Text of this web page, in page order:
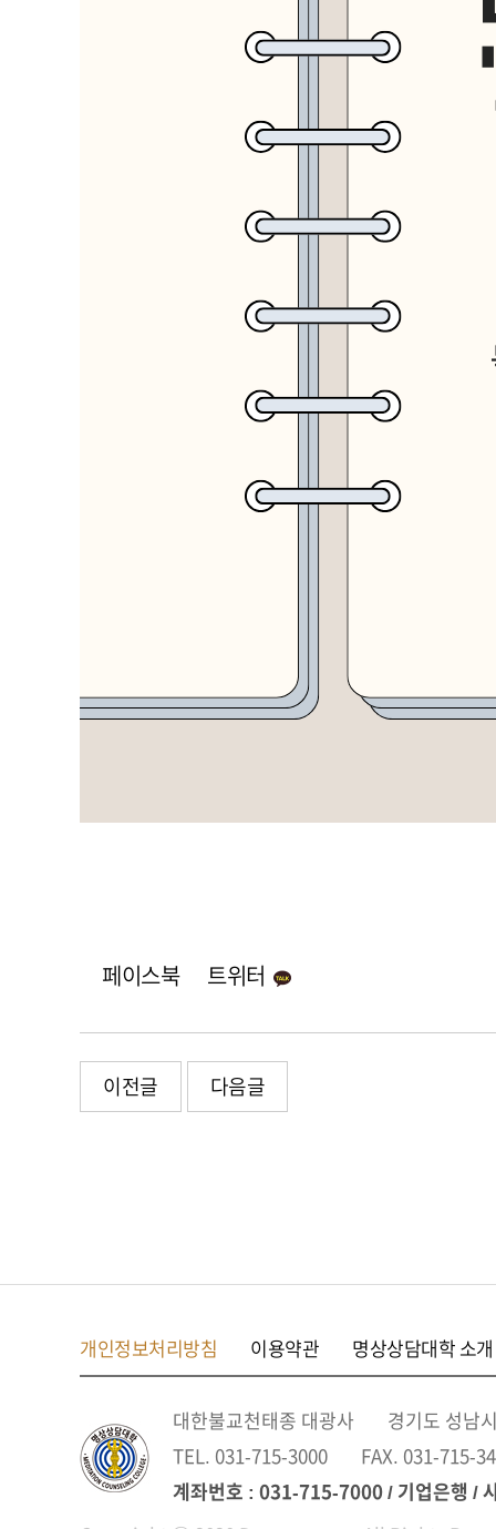
페이스북 트위터
이전글 다음글
개인정보처리방침 이용약관 명상상담대학 소개
대한불교천태종 대광사
경기도 성남
TEL. 031-715-3000
FAX. 031-715-
계좌번호 : 031-715-7000 / 기업은행 /